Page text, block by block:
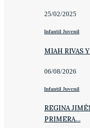
25/02/2025
Infantil Juvenil
MIAH RIVAS
06/08/2026
Infantil Juvenil
REGINA
PRIMERA…